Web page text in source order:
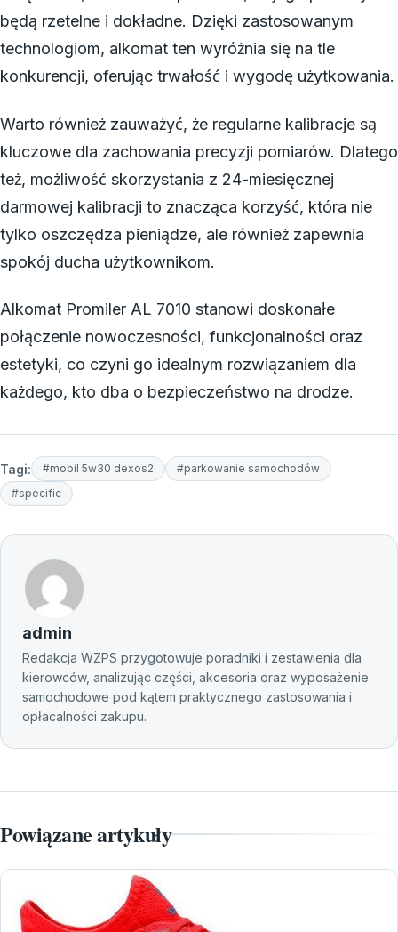
będą rzetelne i dokładne. Dzięki zastosowanym
technologiom, alkomat ten wyróżnia się na tle
konkurencji, oferując trwałość i wygodę użytkowania.
Warto również zauważyć, że regularne kalibracje są
kluczowe dla zachowania precyzji pomiarów. Dlatego
też, możliwość skorzystania z 24-miesięcznej
darmowej kalibracji to znacząca korzyść, która nie
tylko oszczędza pieniądze, ale również zapewnia
spokój ducha użytkownikom.
Alkomat Promiler AL 7010 stanowi doskonałe
połączenie nowoczesności, funkcjonalności oraz
estetyki, co czyni go idealnym rozwiązaniem dla
każdego, kto dba o bezpieczeństwo na drodze.
Tagi: #mobil 5w30 dexos2
#parkowanie samochodów
#specific
admin
Redakcja WZPS przygotowuje poradniki i zestawienia dla
kierowców, analizując części, akcesoria oraz wyposażenie
samochodowe pod kątem praktycznego zastosowania i
opłacalności zakupu.
Powiązane artykuły